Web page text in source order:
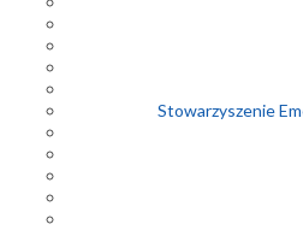
Stowarzyszenie